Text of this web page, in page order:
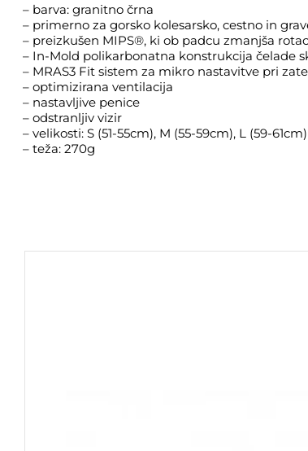
– barva: granitno črna
– primerno za gorsko kolesarsko, cestno in
– preizkušen MIPS®, ki ob padcu zmanjša
– In-Mold polikarbonatna konstrukcija čelade
– MRAS3 Fit sistem za mikro nastavitve pri
– optimizirana ventilacija
– nastavljive penice
– odstranljiv vizir
– velikosti: S (51-55cm), M (55-59cm), L (59-61cm)
– teža: 270g